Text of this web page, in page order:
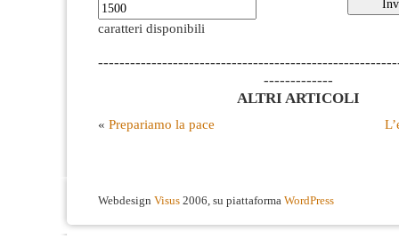
caratteri disponibili
-------------
ALTRI ARTICOLI
« Prepariamo la pace
Webdesign Visus 2006, su piattaforma WordPress